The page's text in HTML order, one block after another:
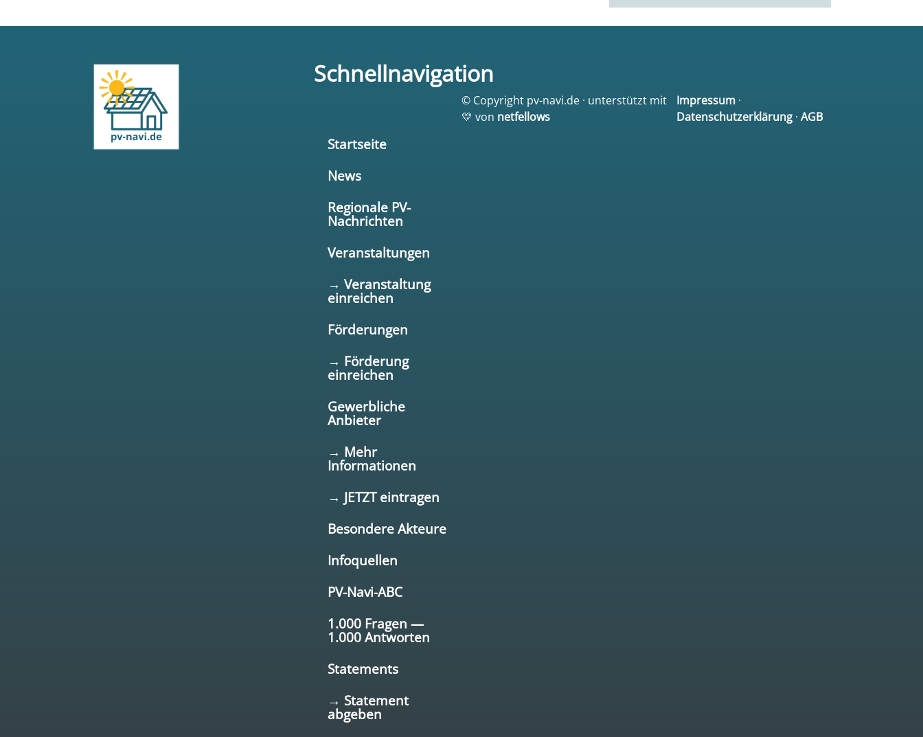
Schnellnavigation
Startseite
News
Regionale PV-
Nachrichten
Veranstaltungen
→ Veranstaltung
einreichen
Förderungen
→ Förderung
einreichen
Gewerbliche
Anbieter
→ Mehr
Informationen
→ JETZT eintragen
Besondere Akteure
Infoquellen
PV-Navi-ABC
1.000 Fragen —
1.000 Antworten
Statements
→ Statement
abgeben
© Copyright pv-navi.de · unterstützt mit
💛 von netfellows
Impressum·
Datenschutzerklärung· AGB